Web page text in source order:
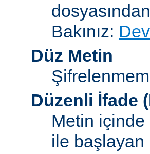
Bakınız:
Düz Metin
Düzenli İfade
Metin içinde
ile başlayan